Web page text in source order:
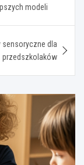
modeli
sensoryczne dla
przedszkolaków